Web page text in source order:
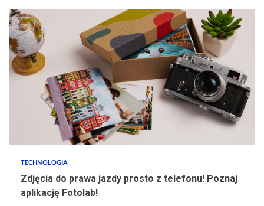
TECHNOLOGIA
Zdjęcia do prawa jazdy prosto z telefonu! Poznaj
aplikację Fotolab!